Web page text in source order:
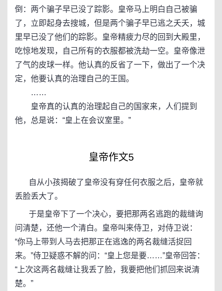
倒：两个骗子早已没了踪影。皇帝马上明白自己被骗
了，立即起身去搜城，但是两个骗子早已逃之夭夭，城
里早已没了他们的踪影。皇帝精疲力尽的回到大殿里，
吃惊地发现，自己所有的衣服都被洗劫一空。皇帝像泄
了气的皮球一样。他认真的反省了一下，做出了一个决
定，他要认真的治理自己的王国。
……
皇帝真的认真的治理起自己的国家来，人们提到
他，总是说：“皇上在会议室里。”
皇帝作文5
自从小孩揭破了皇帝没有穿任何衣服之后，皇帝就
丢脸丢大了。
于是皇帝下了一个决心，要把那两名逃跑的裁缝询
问清楚，还他一个清白。皇帝叫来侍卫，对侍卫说：
“你马上带到人马去把那正在逃逸的两名裁缝活捉回
来。”侍卫疑惑不解的问：“皇上您是要……”皇帝回答：
“上次这两名裁缝让我丢了脸，我要把他们抓回来说清
楚。”